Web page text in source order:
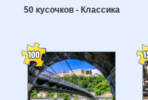
50 кусочков - Классика